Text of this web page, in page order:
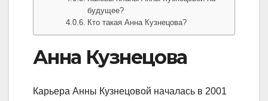
будущее?
Кто такая Анна Кузнецова?
Анна Кузнецова
Карьера Анны Кузнецовой началась в 2001